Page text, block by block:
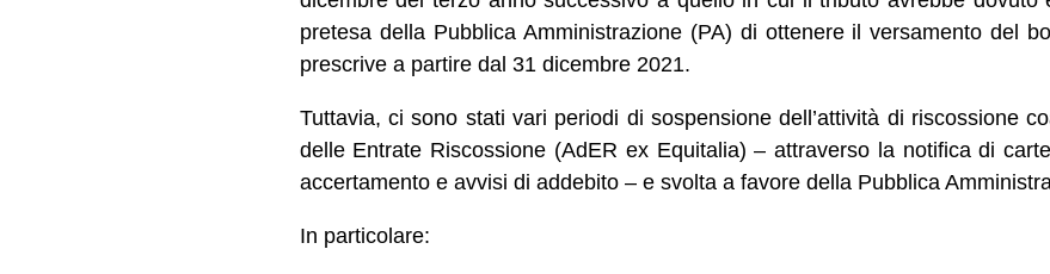
pretesa della Pubblica Amministrazione (PA) di ottenere il versamento del
prescrive a partire dal 31 dicembre 2021.
Tuttavia, ci sono stati vari periodi di sospensione dell’attività di riscossione
delle Entrate Riscossione (AdER ex Equitalia) – attraverso la notifica di
accertamento e avvisi di addebito – e svolta a favore della Pubblica
In particolare: